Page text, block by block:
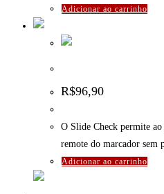
Adicionar ao carrinho
R$96,90
O Slide Check permite
remote do marcador sem
Adicionar ao carrinho